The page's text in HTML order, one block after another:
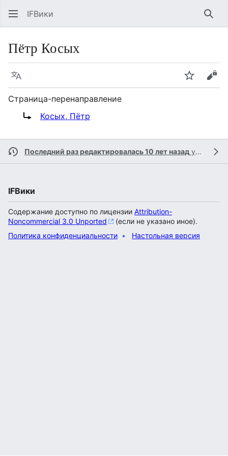
IFВики
Пётр Косых
Язык Следить
Страница-перенаправление
Перенаправление на:
Косых, Пётр
Последний раз редактировалась 10 лет назад участником
IFВики
Содержание доступно по лицензии Attribution-
Noncommercial 3.0 Unported
(если не указано иное).
Политика конфиденциальности
Настольная версия